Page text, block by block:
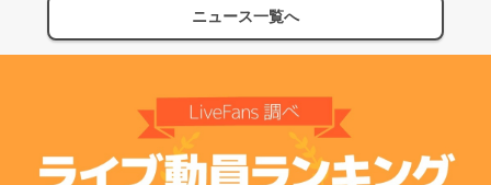
ニュース一覧へ